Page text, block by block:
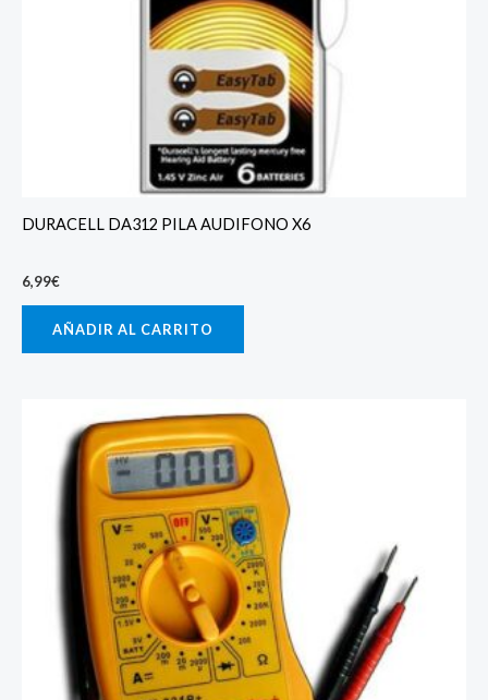
DURACELL DA312 PILA AUDIFONO X6
6,99€
AÑADIR AL CARRITO